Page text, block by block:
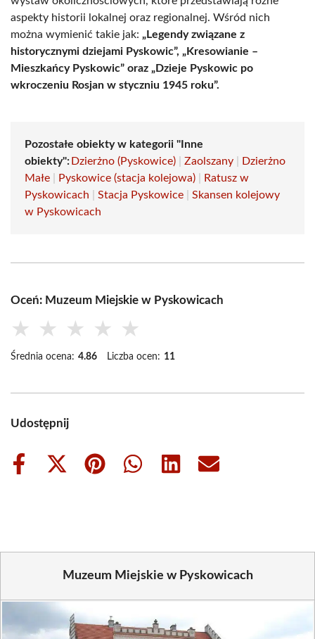
aspekty historii lokalnej oraz regionalnej. Wśród nich
można wymienić takie jak: „Legendy związane z
historycznymi dziejami Pyskowic”, „Kresowianie –
Mieszkańcy Pyskowic” oraz „Dzieje Pyskowic po
wkroczeniu Rosjan w styczniu 1945 roku”.
Pozostałe obiekty w kategorii "Inne
obiekty": Dzierżno (Pyskowice) Zaolszany
Dzierżno
Małe
Pyskowice (stacja kolejowa)
Ratusz w
Pyskowicach
Stacja Pyskowice
Skansen kolejowy
w Pyskowicach
Oceń: Muzeum Miejskie w Pyskowicach
★ ★ ★ ★ ★
Średnia ocena: 4.86 Liczba ocen: 11
Udostępnij
Share
Share
Share
Share
Share
Share
Muzeum Miejskie w Pyskowicach